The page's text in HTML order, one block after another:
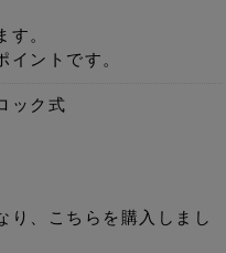
。
イントです。
ック式
り、こちらを購入しまし